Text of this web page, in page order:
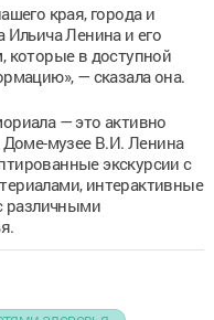
края, города и
Ильича Ленина и его
которые в доступной
— сказала она.
— это активно
Доме-музее В.И. Ленина
экскурсии с
интерактивные
различными